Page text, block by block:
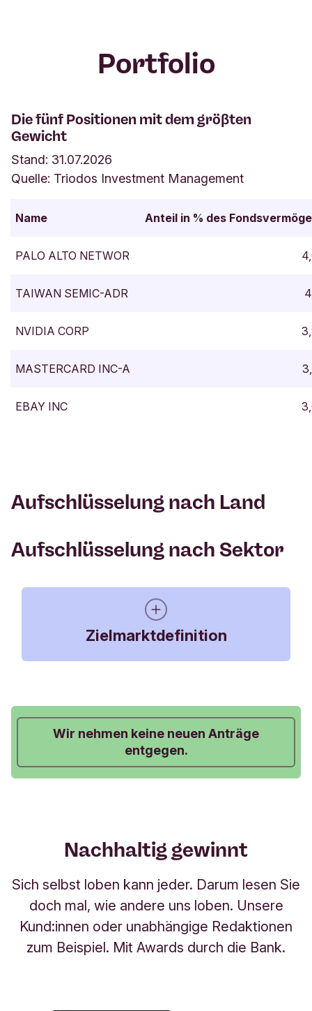
Portfolio
Die fünf Positionen mit dem gröβten
Gewicht
Stand: 31.07.2026
Quelle: Triodos Investment Management
Name Anteil in % des
PALO ALTO NETWOR
TAIWAN SEMIC-ADR
NVIDIA CORP
MASTERCARD INC-A
EBAY INC
Aufschlüsselung nach Land
Aufschlüsselung nach Sektor
Zielmarktdefinition
Kundenkategorie
Vertriebsstrategie Reines
Finanzielle Verlusttragfähigkeit
Der Anleger kann
Wir nehmen keine neuen Anträge
entgegen.
Nachhaltig gewinnt
Sich selbst loben kann jeder. Darum lesen Sie
doch mal, wie andere uns loben. Unsere
Kund:innen oder unabhängige Redaktionen
zum Beispiel. Mit Awards durch die Bank.